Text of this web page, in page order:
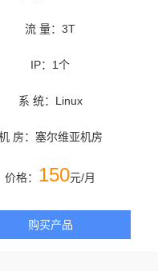
流 量：3T
IP：1个
系 统：Linux
房：塞尔维亚机房
价格： 150元/月
购买产品